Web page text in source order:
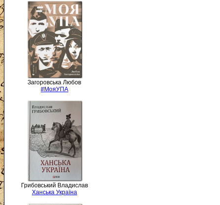
Загоровська Любов
#МояУПА
Грибовський Владислав
Ханська Україна